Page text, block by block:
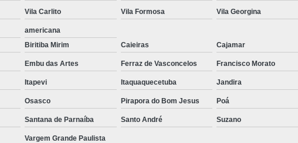
Vila Carlito Vila Formosa Vila Georgina
americana
Biritiba Mirim Caieiras Cajamar
Embu das Artes Ferraz de Vasconcelos Francisco Morato
Itapevi Itaquaquecetuba Jandira
Osasco Pirapora do Bom Jesus Poá
Santana de Parnaíba Santo André Suzano
Vargem Grande Paulista